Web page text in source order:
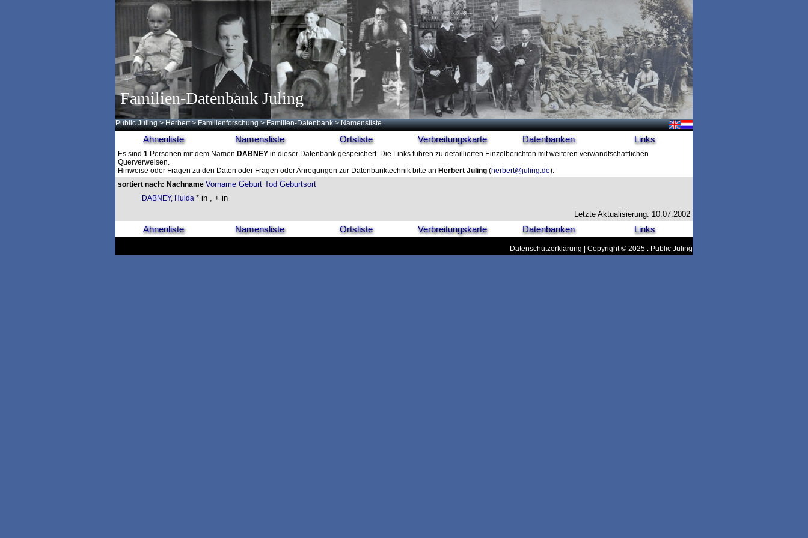
Familien-Datenbank Juling
Public Juling >Herbert >Familienforschung >Familien-Datenbank > Namensliste
Ahnenliste Namensliste Ortsliste Verbreitungskarte Datenbanken Links
Es sind 1 Personen mit dem Namen DABNEY in dieser Datenbank gespeichert. Die Links führen zu detaillierten Einzelberichten mit weiteren verwandtschaftlichen
Querverweisen.
Hinweise oder Fragen zu den Daten oder Fragen oder Anregungen zur Datenbanktechnik bitte an Herbert Juling (herbert@juling.de).
sortiert nach: Nachname Vorname Geburt Tod Geburtsort
DABNEY, Hulda * in , + in
Letzte Aktualisierung: 10.07.2002
Ahnenliste Namensliste Ortsliste Verbreitungskarte Datenbanken Links
Datenschutzerklärung | Copyright © 2025 : Public Juling